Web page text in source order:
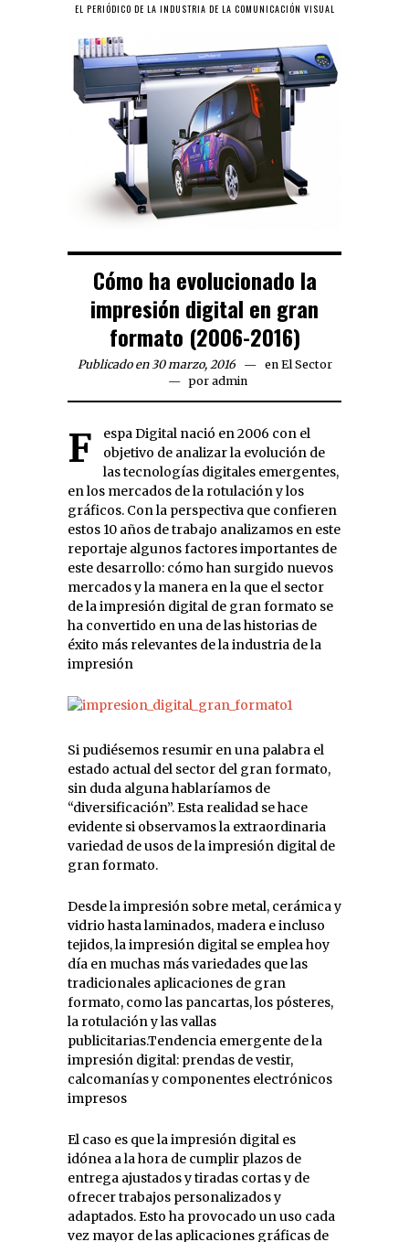
EL PERIÓDICO DE LA INDUSTRIA DE LA COMUNICACIÓN VISUAL
Cómo ha evolucionado la
impresión digital en gran
formato (2006-2016)
Publicado en 30 marzo, 2016 en El Sector
por admin
Fespa Digital nació en 2006 con el
objetivo de analizar la evolución de
las tecnologías digitales emergentes,
en los mercados de la rotulación y los
gráficos. Con la perspectiva que confieren
estos 10 años de trabajo analizamos en este
reportaje algunos factores importantes de
este desarrollo: cómo han surgido nuevos
mercados y la manera en la que el sector
de la impresión digital de gran formato se
ha convertido en una de las historias de
éxito más relevantes de la industria de la
impresión
Si pudiésemos resumir en una palabra el
estado actual del sector del gran formato,
sin duda alguna hablaríamos de
“diversificación”. Esta realidad se hace
evidente si observamos la extraordinaria
variedad de usos de la impresión digital de
gran formato.
Desde la impresión sobre metal, cerámica y
vidrio hasta laminados, madera e incluso
tejidos, la impresión digital se emplea hoy
día en muchas más variedades que las
tradicionales aplicaciones de gran
formato, como las pancartas, los pósteres,
la rotulación y las vallas
publicitarias.Tendencia emergente de la
impresión digital: prendas de vestir,
calcomanías y componentes electrónicos
impresos
El caso es que la impresión digital es
idónea a la hora de cumplir plazos de
entrega ajustados y tiradas cortas y de
ofrecer trabajos personalizados y
adaptados. Esto ha provocado un uso cada
vez mayor de las aplicaciones gráficas de